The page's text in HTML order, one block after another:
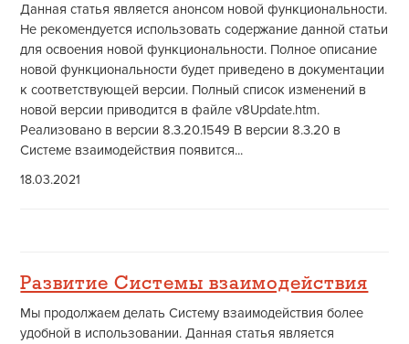
Данная статья является анонсом новой функциональности.
Не рекомендуется использовать содержание данной статьи
для освоения новой функциональности. Полное описание
новой функциональности будет приведено в документации
к соответствующей версии. Полный список изменений в
новой версии приводится в файле v8Update.htm.
Реализовано в версии 8.3.20.1549 В версии 8.3.20 в
Системе взаимодействия появится...
18.03.2021
Развитие Системы взаимодействия
Мы продолжаем делать Систему взаимодействия более
удобной в использовании. Данная статья является